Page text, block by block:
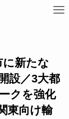
新たな
設／3大都
クを強化
東向け輸